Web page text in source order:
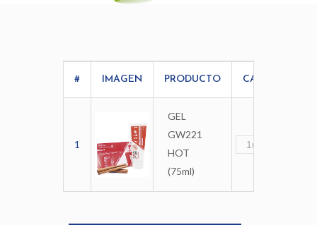
# IMAGEN PRODUCTO CANTIDAD
1
GEL
GW221
HOT
(75ml)